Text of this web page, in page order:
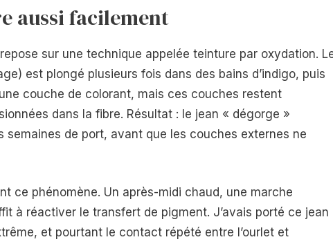
aussi facilement
sur une technique appelée teinture par oxydation.
est plongé plusieurs fois dans des bains d’indigo, puis
couche de colorant, mais ces couches restent
dans la fibre. Résultat : le jean « dégorge »
de port, avant que les couches externes ne
ce phénomène. Un après-midi chaud, une marche
à réactiver le transfert de pigment. J’avais porté ce jean
et pourtant le contact répété entre l’ourlet et